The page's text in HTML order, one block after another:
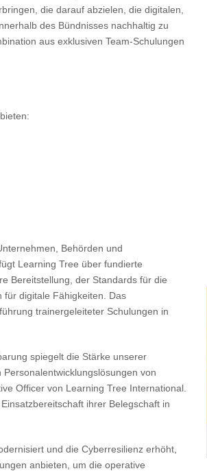
die darauf abzielen, die digitalen,
des Bündnisses nachhaltig zu
aus exklusiven Team-Schulungen
Behörden und
Learning Tree über fundierte
Bereitstellung, der Standards für die
für digitale Fähigkeiten. Das
trainergeleiteter Schulungen in
spiegelt die Stärke unserer
von
Officer von Learning Tree International.
ihrer Belegschaft in
und die Cyberresilienz erhöht,
anbieten, um die operative